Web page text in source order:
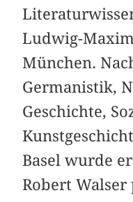
Ludwig-
München.
Germanistik,
Geschichte,
Basel wurde
Robert